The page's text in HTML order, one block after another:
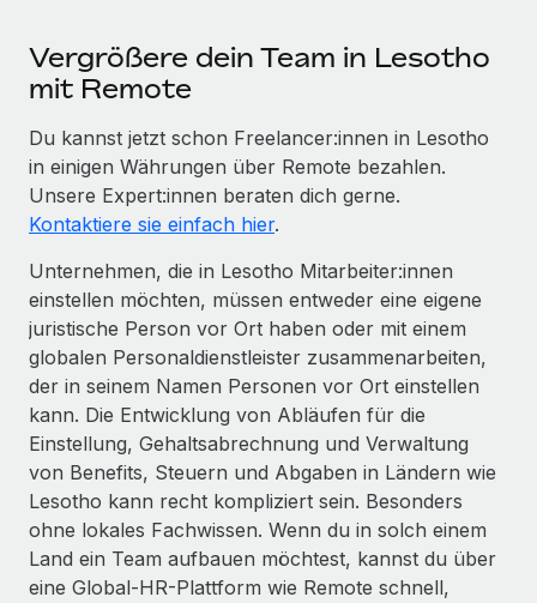
Vergrößere dein Team in Lesotho
mit Remote
Du kannst jetzt schon Freelancer:innen in Lesotho
in einigen Währungen über Remote bezahlen.
Unsere Expert:innen beraten dich gerne.
Kontaktiere sie einfach hier.
Unternehmen, die in Lesotho Mitarbeiter:innen
einstellen möchten, müssen entweder eine eigene
juristische Person vor Ort haben oder mit einem
globalen Personaldienstleister zusammenarbeiten,
der in seinem Namen Personen vor Ort einstellen
kann. Die Entwicklung von Abläufen für die
Einstellung, Gehaltsabrechnung und Verwaltung
von Benefits, Steuern und Abgaben in Ländern wie
Lesotho kann recht kompliziert sein. Besonders
ohne lokales Fachwissen. Wenn du in solch einem
Land ein Team aufbauen möchtest, kannst du über
eine Global-HR-Plattform wie Remote schnell,